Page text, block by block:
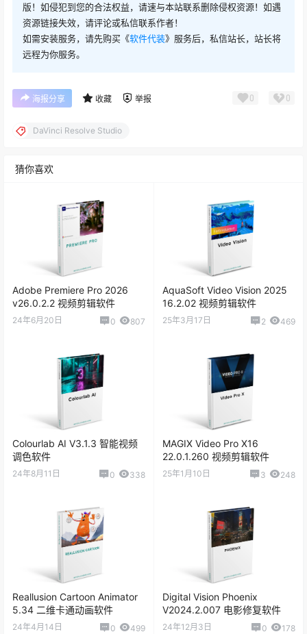
DaVinci Resolve Studio v19.1.4.0
DaVinci Resolve Studio v19.1.1 Mac
DaVinci Resolve Studio v19.1.1
DaVinci Resolve Studio v19.1.1 Mac
DaVinci Resolve Studio v19.1.0
DaVinci Resolve Studio v19.0.2.0007
DaVinci Resolve Studio v19.0.2.2b
DaVinci Resolve Studio v19.0.1.0006
DaVinci Resolve Studio v19.0.0.25
DaVinci Resolve Studio v19.0b1
版！如侵犯到您的合法权益，请速与本站联系删除侵权资源！如遇
资源链接失效，请评论或私信联系作者！
如需安装服务，请先购买《软件代装》服务后，私信站长，站长将
远程为你服务。
海报分享 收藏 举报 0 0
DaVinci Resolve Studio
猜你喜欢
Adobe Premiere Pro 2026
v26.0.2.2 视频剪辑软件
24年6月20日 0 807
AquaSoft Video Vision 2025
16.2.02 视频剪辑软件
25年3月17日 2 469
Colourlab AI V3.1.3 智能视频
调色软件
24年8月11日 0 338
MAGIX Video Pro X16
22.0.1.260 视频剪辑软件
25年1月10日 3 248
Reallusion Cartoon Animator
5.34 二维卡通动画软件
24年4月14日 0 499
Digital Vision Phoenix
V2024.2.007 电影修复软件
24年12月3日 0 178